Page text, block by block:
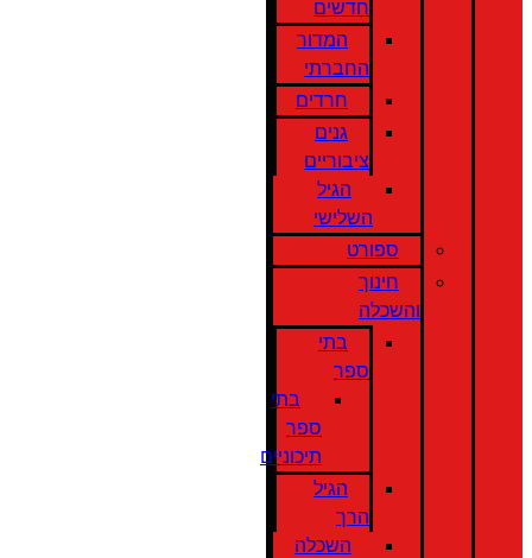
חדשים
המדור
החברתי
חרדים
גנים
ציבוריים
הגיל
השלישי
ספורט
חינוך
והשכלה
בתי
ספר
בתי
ספר
תיכוניים
הגיל
הרך
השכלה